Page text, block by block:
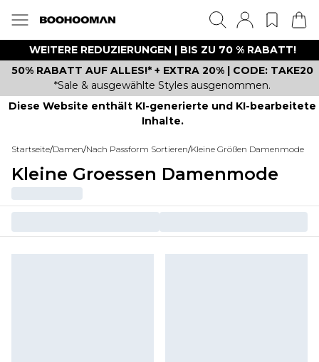
WEITERE REDUZIERUNGEN | BIS ZU 70 % RABATT!
50% RABATT AUF ALLES!* + EXTRA 20% | CODE: TAKE20
*Sale & ausgewählte Styles ausgenommen.
Diese Website enthält KI-generierte und KI-bearbeitete
Inhalte.
Startseite/Damen/Nach Passform Sortieren/Kleine Größen Damenmode
Kleine Groessen Damenmode